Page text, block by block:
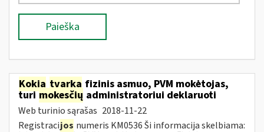
Paieška
Kokia tvarka fizinis asmuo, PVM mokėtojas,
turimokesčių administratoriui deklaruoti
Web turinio sąrašas 2018-11-22
Registracijos numeris KM0536 Ši informacija skelbiama: